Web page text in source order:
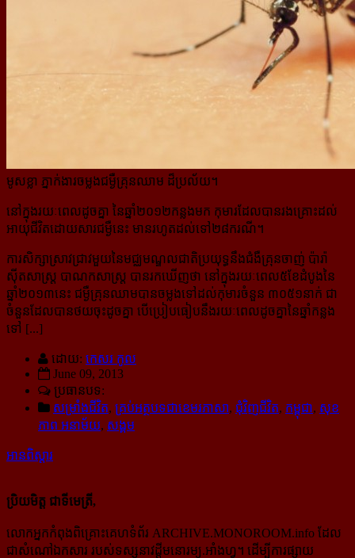
មូសខ្លា ភ្នាក់ងារចម្លងជម្ងឺគ្រុនឈាម ដ៏ប្រល័យ។
នៅក្នុងរយៈពេលដូចគ្នា នៃឆ្នាំ២០១២កន្លងមក កុមារដែលបានរងគ្រោះដល់
អាយុជីវិតដោយសារជម្ងឺនេះ មានរហូតដល់​ទៅ២៨ករណី។
ការសិក្សាស្រាវជ្រាវមួយនៃមជ្ឈមណ្ឌលជាតិប្រយុទ្ធនឹងជំងឺ​គ្រុន​ចាញ់ ប៉ារ៉ា
ស៊ីតសាស្ដ្រ បាណកសាស្ដ្រ បានរកឃើញថា នៅក្នុងរយៈពេល៥ខែដំបូងនៃ
ឆ្នាំ២០១៣នេះ ជម្ងឺគ្រុនឈាមបានចម្លងទៅដល់កុមារចំនួន ៣០៥១នាក់ ជា
ចំនួនដែល​បាន​ថយចុះដូចគ្នា បើប្រៀបធៀបនឹងរយៈពេលដូចគ្នានៃឆ្នាំកន្លង
ទៅ [...]
ដោយ: កេសរ កូល
June 09, 2013
ប្រធានបទ:
សម្រាំងជីវិត, គ្រប់អត្ថបទជាខេមរភាសា, ជុំវិញជីវិត, កម្ពុជា, សុខ
ភាព អនាម័យ, សង្គម
អានពិស្ដារ
ប្រិយមិត្ត ជាទីមេត្រី,
លោកអ្នកកំពុងពិគ្រោះគេហទំព័រ ARCHIVE.MONOROOM.info ដែល
ជាសំណៅឯកសារ របស់ទស្សនាវដ្ដីមនោរម្យ.អាំងហ្វូ។ ដើម្បីការផ្សាយ